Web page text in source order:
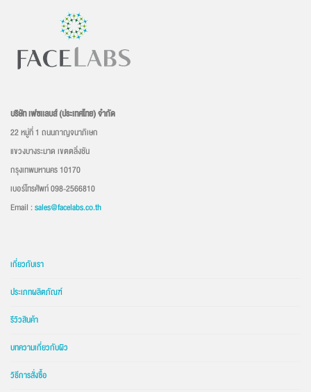
บริษัท เฟซเเลบส์ (ประเทศไทย) จำกัด
22 หมู่ที่ 1 ถนนกาญจนาภิเษก
แขวงบางระมาด เขตตลิ่งชัน
กรุงเทพมหานคร 10170
เบอร์โทรศัพท์ 098-2566810
Email :sales@facelabs.co.th
เกี่ยวกับเรา
ประเภทผลิตภัณฑ์
รีวิวสินค้า
บทความเกี่ยวกับผิว
วิธีการสั่งซื้อ